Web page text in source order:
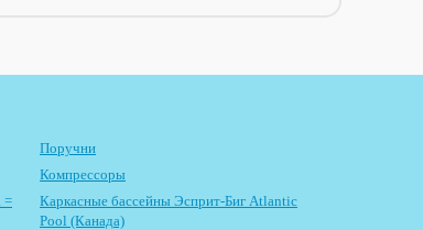
Поручни
Компрессоры
=
Каркасные бассейны Эсприт-Биг Atlantic
Pool (Канада)